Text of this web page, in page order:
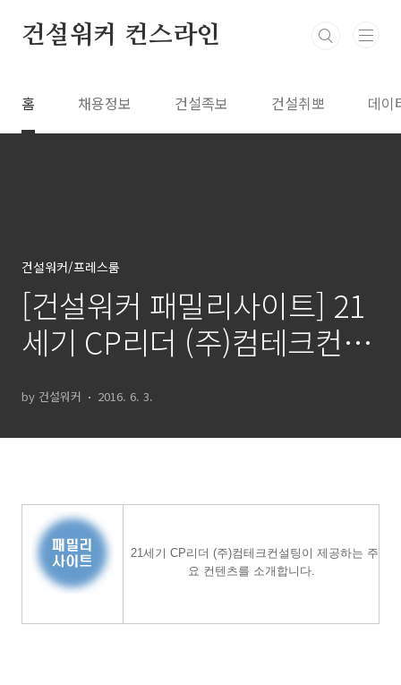
건설워커 컨스라인
홈 채용정보 건설족보 건설취뽀 데이
건설워커/프레스룸
[건설워커 패밀리사이트] 21
세기 CP리더 (주)컴테크컨설
by 건설워커 2016. 6. 3.
21세기 CP리더 (주)컴테크컨설팅이 제공하는 주
요 컨텐츠를 소개합니다.